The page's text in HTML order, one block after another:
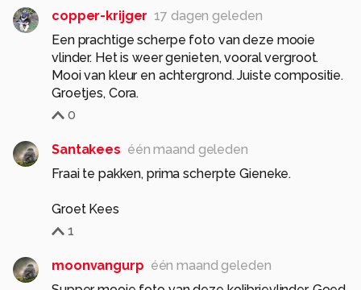
copper-krijger 17 dagen geleden
Een prachtige scherpe foto van deze mooie
vlinder. Het is weer genieten, vooral vergroot.
Mooi van kleur en achtergrond. Juiste compositie.
Groetjes, Cora.
0
Santakees één maand geleden
Fraai te pakken, prima scherpte Gieneke.
Groet Kees
1
moonvangurp één maand geleden